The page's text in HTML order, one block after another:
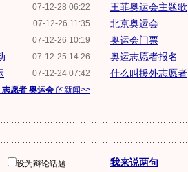
07-12-28 06:22
07-12-26 11:35
07-12-26 10:19
07-12-25 14:26
07-12-24 07:42
志愿者 奥运会 的新闻>>
王菲奥运会主题歌
北京奥运会
奥运会门票
奥运志愿者报名
什么叫援外志愿者
设为辩论话题 我来说两句